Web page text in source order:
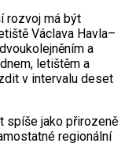
rozvoj má být
Václava Havla–
a
letištěm a
v intervalu deset
spíše jako přirozeně
regionální